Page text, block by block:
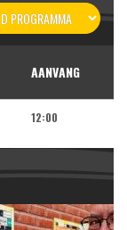
AANVANG
12:00